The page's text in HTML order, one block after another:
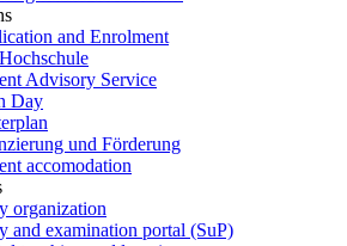
and Enrolment
Advisory Service
Day
und Förderung
accomodation
organization
and examination portal (SuP)